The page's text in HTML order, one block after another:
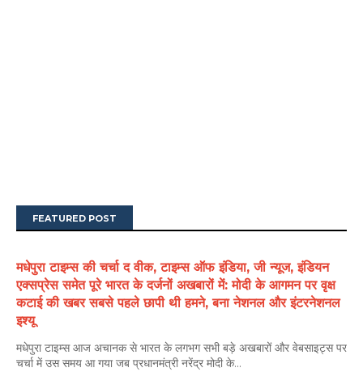
FEATURED POST
मधेपुरा टाइम्स की चर्चा द वीक, टाइम्स ऑफ इंडिया, जी न्यूज, इंडियन
एक्सप्रेस समेत पूरे भारत के दर्जनों अखबारों में: मोदी के आगमन पर वृक्ष
कटाई की खबर सबसे पहले छापी थी हमने, बना नेशनल और इंटरनेशनल
इश्यू
मधेपुरा टाइम्स आज अचानक से भारत के लगभग सभी बड़े अखबारों और वेबसाइट्स पर
चर्चा में उस समय आ गया जब प्रधानमंत्री नरेंद्र मोदी के...